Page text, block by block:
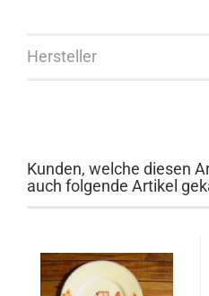
Hersteller
Kunden, welche diesen
auch folgende Artikel